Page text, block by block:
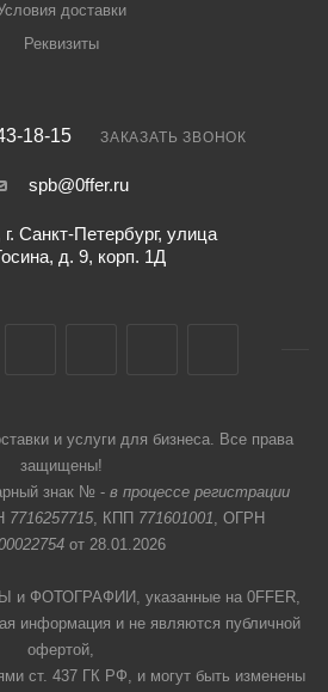
доставки
Реквизиты
18-15 ЗАКАЗАТЬ ЗВОНОК
spb@0ffer.ru
г. Санкт-Петербург, улица
д. 9, корп. 1Д
и услуги для бизнеса. Все права
защищены!
знак № - в процессе регистрации
7716257715, КПП 771601001, ОГРН
от 28.01.2026
ФОТОГРАФИИ, указанные на 0FFER,
информация и не являются публичной
офертой,
ст. 437 ГК РФ, и могут быть изменены